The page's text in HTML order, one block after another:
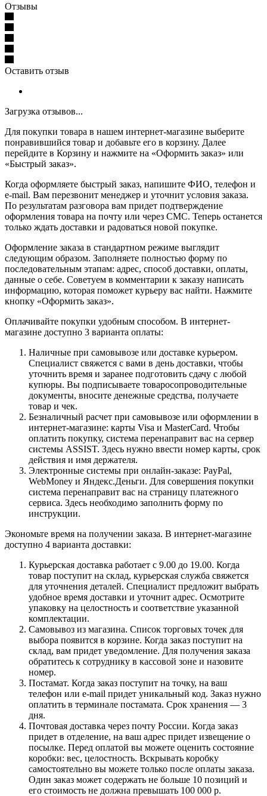
Отзывы
Оставить отзыв
Загрузка отзывов...
Для покупки товара в нашем интернет-магазине выберите
понравившийся товар и добавьте его в корзину. Далее
перейдите в Корзину и нажмите на «Оформить заказ» или
«Быстрый заказ».
Когда оформляете быстрый заказ, напишите ФИО, телефон и
e-mail. Вам перезвонит менеджер и уточнит условия заказа.
По результатам разговора вам придет подтверждение
оформления товара на почту или через СМС. Теперь останется
только ждать доставки и радоваться новой покупке.
Оформление заказа в стандартном режиме выглядит
следующим образом. Заполняете полностью форму по
последовательным этапам: адрес, способ доставки, оплаты,
данные о себе. Советуем в комментарии к заказу написать
информацию, которая поможет курьеру вас найти. Нажмите
кнопку «Оформить заказ».
Оплачивайте покупки удобным способом. В интернет-
магазине доступно 3 варианта оплаты:
Наличные при самовывозе или доставке курьером.
Специалист свяжется с вами в день доставки, чтобы
уточнить время и заранее подготовить сдачу с любой
купюры. Вы подписываете товаросопроводительные
документы, вносите денежные средства, получаете
товар и чек.
Безналичный расчет при самовывозе или оформлении в
интернет-магазине: карты Visa и MasterCard. Чтобы
оплатить покупку, система перенаправит вас на сервер
системы ASSIST. Здесь нужно ввести номер карты, срок
действия и имя держателя.
Электронные системы при онлайн-заказе: PayPal,
WebMoney и Яндекс.Деньги. Для совершения покупки
система перенаправит вас на страницу платежного
сервиса. Здесь необходимо заполнить форму по
инструкции.
Экономьте время на получении заказа. В интернет-магазине
доступно 4 варианта доставки:
Курьерская доставка работает с 9.00 до 19.00. Когда
товар поступит на склад, курьерская служба свяжется
для уточнения деталей. Специалист предложит выбрать
удобное время доставки и уточнит адрес. Осмотрите
упаковку на целостность и соответствие указанной
комплектации.
Самовывоз из магазина. Список торговых точек для
выбора появится в корзине. Когда заказ поступит на
склад, вам придет уведомление. Для получения заказа
обратитесь к сотруднику в кассовой зоне и назовите
номер.
Постамат. Когда заказ поступит на точку, на ваш
телефон или e-mail придет уникальный код. Заказ нужно
оплатить в терминале постамата. Срок хранения — 3
дня.
Почтовая доставка через почту России. Когда заказ
придет в отделение, на ваш адрес придет извещение о
посылке. Перед оплатой вы можете оценить состояние
коробки: вес, целостность. Вскрывать коробку
самостоятельно вы можете только после оплаты заказа.
Один заказ может содержать не больше 10 позиций и
его стоимость не должна превышать 100 000 р.